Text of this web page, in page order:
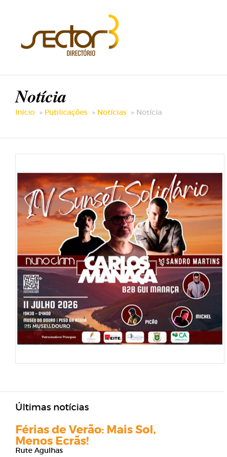
Notícia
Início Publicações Notícias Notícia
Últimas notícias
Férias de Verão: Mais Sol,
Menos Ecrãs!
Rute Agulhas